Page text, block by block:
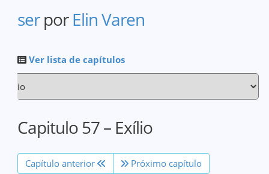
serporElin Varen
Ver lista de capítulos
Capitulo 57 – Exílio
Capítulo anterior Próximo capítulo